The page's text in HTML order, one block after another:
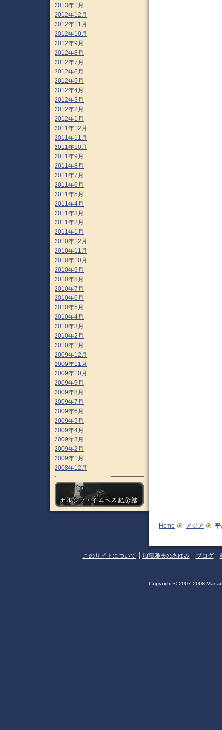
2013年1月
2012年12月
2012年11月
2012年10月
2012年9月
2012年8月
2012年7月
2012年6月
2012年5月
2012年4月
2012年3月
2012年2月
2012年1月
2011年12月
2011年11月
2011年10月
2011年9月
2011年8月
2011年7月
2011年6月
2011年5月
2011年4月
2011年3月
2011年2月
2011年1月
2010年12月
2010年11月
2010年10月
2010年9月
2010年8月
2010年7月
2010年6月
2010年5月
2010年4月
2010年3月
2010年2月
2010年1月
2009年12月
2009年11月
2009年10月
2009年9月
2009年8月
2009年7月
2009年6月
2009年5月
2009年4月
2009年3月
2009年2月
2009年1月
2008年12月
Home アジア 平
このサイトについて 加藤雅夫のあゆみ ブログ
Copyright © 2007-2008